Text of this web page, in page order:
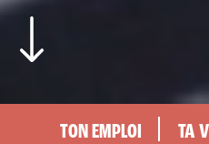
TON EMPLOI TA